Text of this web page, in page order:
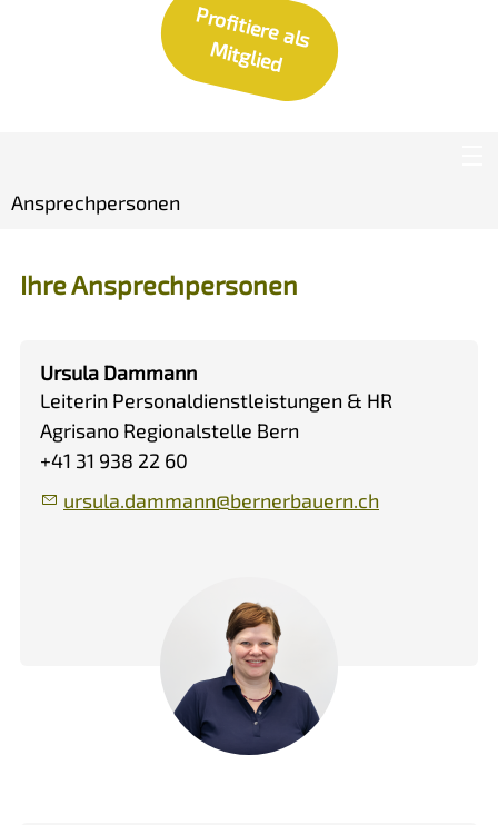
P
ro
fitie
re
a
ls
M
itg
lie
d
Ansprechpersonen
Ihre Ansprechpersonen
Ursula Dammann
Leiterin Personaldienstleistungen & HR
Agrisano Regionalstelle Bern
+41 31 938 22 60
rs l d mm nn b rn rb rn ch